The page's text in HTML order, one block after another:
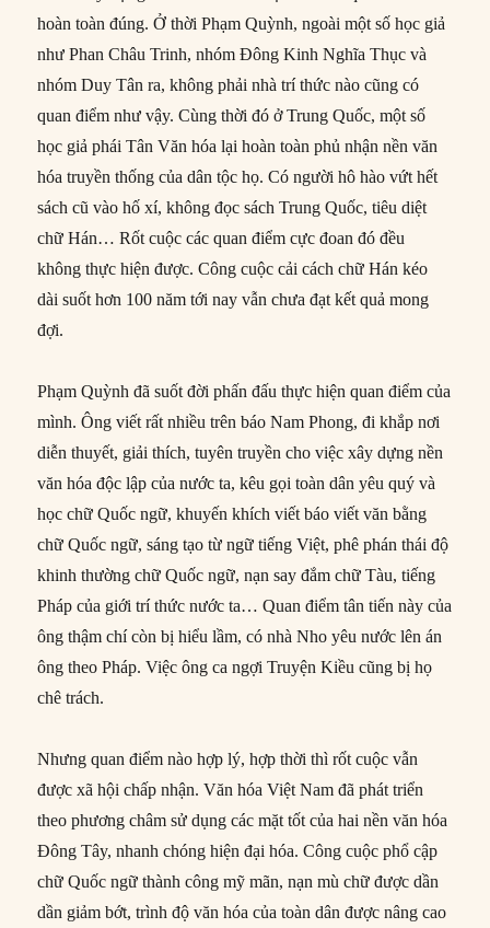
hoàn toàn đúng. Ở thời Phạm Quỳnh, ngoài một số học giả
như Phan Châu Trinh, nhóm Đông Kinh Nghĩa Thục và
nhóm Duy Tân ra, không phải nhà trí thức nào cũng có
quan điểm như vậy. Cùng thời đó ở Trung Quốc, một số
học giả phái Tân Văn hóa lại hoàn toàn phủ nhận nền văn
hóa truyền thống của dân tộc họ. Có người hô hào vứt hết
sách cũ vào hố xí, không đọc sách Trung Quốc, tiêu diệt
chữ Hán… Rốt cuộc các quan điểm cực đoan đó đều
không thực hiện được. Công cuộc cải cách chữ Hán kéo
dài suốt hơn 100 năm tới nay vẫn chưa đạt kết quả mong
đợi.
Phạm Quỳnh đã suốt đời phấn đấu thực hiện quan điểm của
mình. Ông viết rất nhiều trên báo Nam Phong, đi khắp nơi
diễn thuyết, giải thích, tuyên truyền cho việc xây dựng nền
văn hóa độc lập của nước ta, kêu gọi toàn dân yêu quý và
học chữ Quốc ngữ, khuyến khích viết báo viết văn bằng
chữ Quốc ngữ, sáng tạo từ ngữ tiếng Việt, phê phán thái độ
khinh thường chữ Quốc ngữ, nạn say đắm chữ Tàu, tiếng
Pháp của giới trí thức nước ta… Quan điểm tân tiến này của
ông thậm chí còn bị hiểu lầm, có nhà Nho yêu nước lên án
ông theo Pháp. Việc ông ca ngợi Truyện Kiều cũng bị họ
chê trách.
Nhưng quan điểm nào hợp lý, hợp thời thì rốt cuộc vẫn
được xã hội chấp nhận. Văn hóa Việt Nam đã phát triển
theo phương châm sử dụng các mặt tốt của hai nền văn hóa
Đông Tây, nhanh chóng hiện đại hóa. Công cuộc phổ cập
chữ Quốc ngữ thành công mỹ mãn, nạn mù chữ được dần
dần giảm bớt, trình độ văn hóa của toàn dân được nâng cao